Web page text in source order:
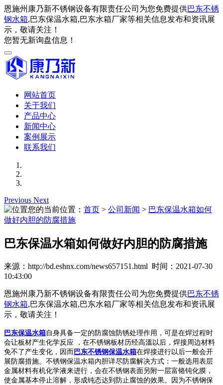
恩施州康乃新不锈钢设备有限责任公司为您免费提供巴东不锈
钢水箱,巴东保温水箱,巴东水箱厂家等相关信息发布和资讯展
示，敬请关注！
您暂无新询盘信息！
网站首页
关于我们
产品中心
新闻中心
案例展示
联系我们
Previous Next
您的当前位置： 首页 > 公司新闻 > 巴东保温水箱如何
做好内胆的防腐措施
巴东保温水箱如何做好内胆的防腐措施
来源：http://bd.eshnx.com/news657151.html 时间：2021-07-30
10:43:00
恩施州康乃新不锈钢设备有限责任公司为您免费提供巴东不锈
钢水箱,巴东保温水箱,巴东水箱厂家等相关信息发布和资讯展
示，敬请关注！
巴东保温水箱自身具备一定的防腐蚀防锈处理作用，可是在焊过程时
会让板材产生化学反应 ，在不锈钢板材历经高溫以后，焊接周边材料
免不了产生变化，因而 巴东不锈钢保温水箱在焊接进行以后一般会开
展防腐措施。不锈钢保温水箱內胆详尽防腐解决方式：一般选用表层
金属材料有机化学液来进行，会在不锈钢表面另附一层富铬钝化膜，
使金属基本停止溶解，形成钝态达到防止腐蚀的效果。因为不锈钢保